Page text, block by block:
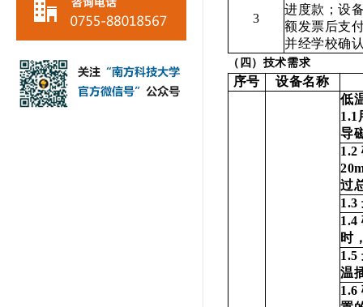
3
进度款；设
额发票后支
并经学校确
（四）技术需求
序号 设备名称
低
1.1
导
1.2
过
1.3
1.4
时
1.5
温
1.6